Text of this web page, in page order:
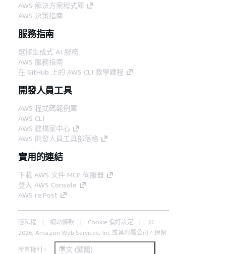
AWS 解決方案程式庫
AWS 決策指南
服務指南
選擇生成式 AI 服務
AWS 服務指南
在 GitHub 上的 AWS CLI 教學課程
開發人員工具
AWS 程式碼範例庫
AWS CLI
AWS 建構家中心
AWS 開發人員工具部落格
實用的連結
下載 AWS 文件 MCP 伺服器
登入 AWS Console
AWS re:Post
隱私權 網站條款 Cookie 偏好設定
©
2026, Amazon Web Services, Inc.或其附屬公司。保留
所有權利。 中文 (繁體)